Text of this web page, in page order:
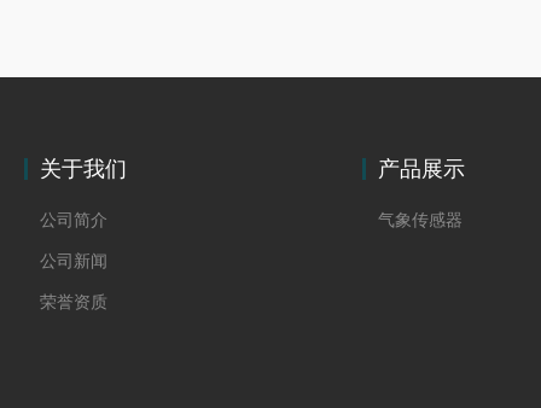
关于我们
公司简介
公司新闻
荣誉资质
产品展示
气象传感器